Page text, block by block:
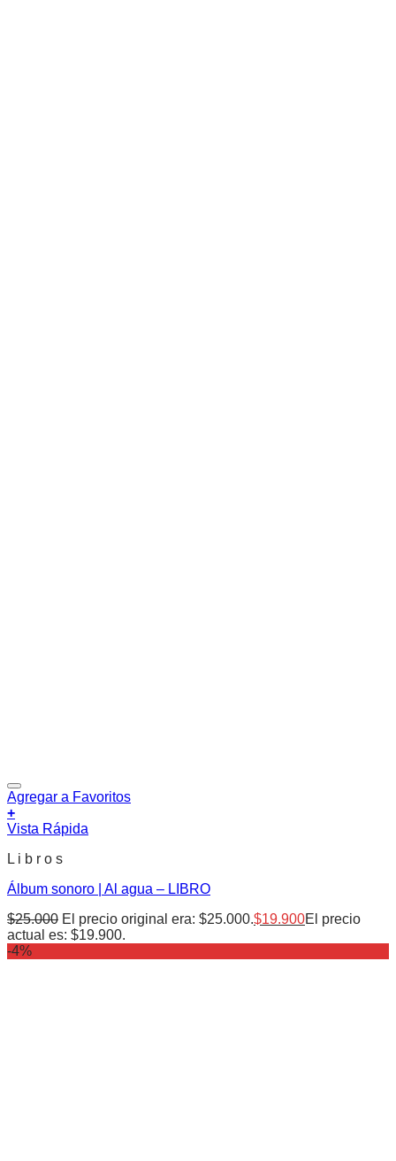
Agregar a Favoritos
+
Vista Rápida
L i b r o s
Álbum sonoro | Al agua – LIBRO
$25.000 El precio original era: $25.000.$19.900El precio
actual es: $19.900.
-4%